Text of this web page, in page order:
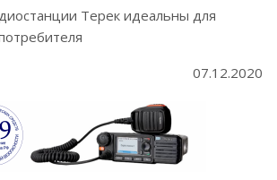
Терек идеальны для
07.12.2020